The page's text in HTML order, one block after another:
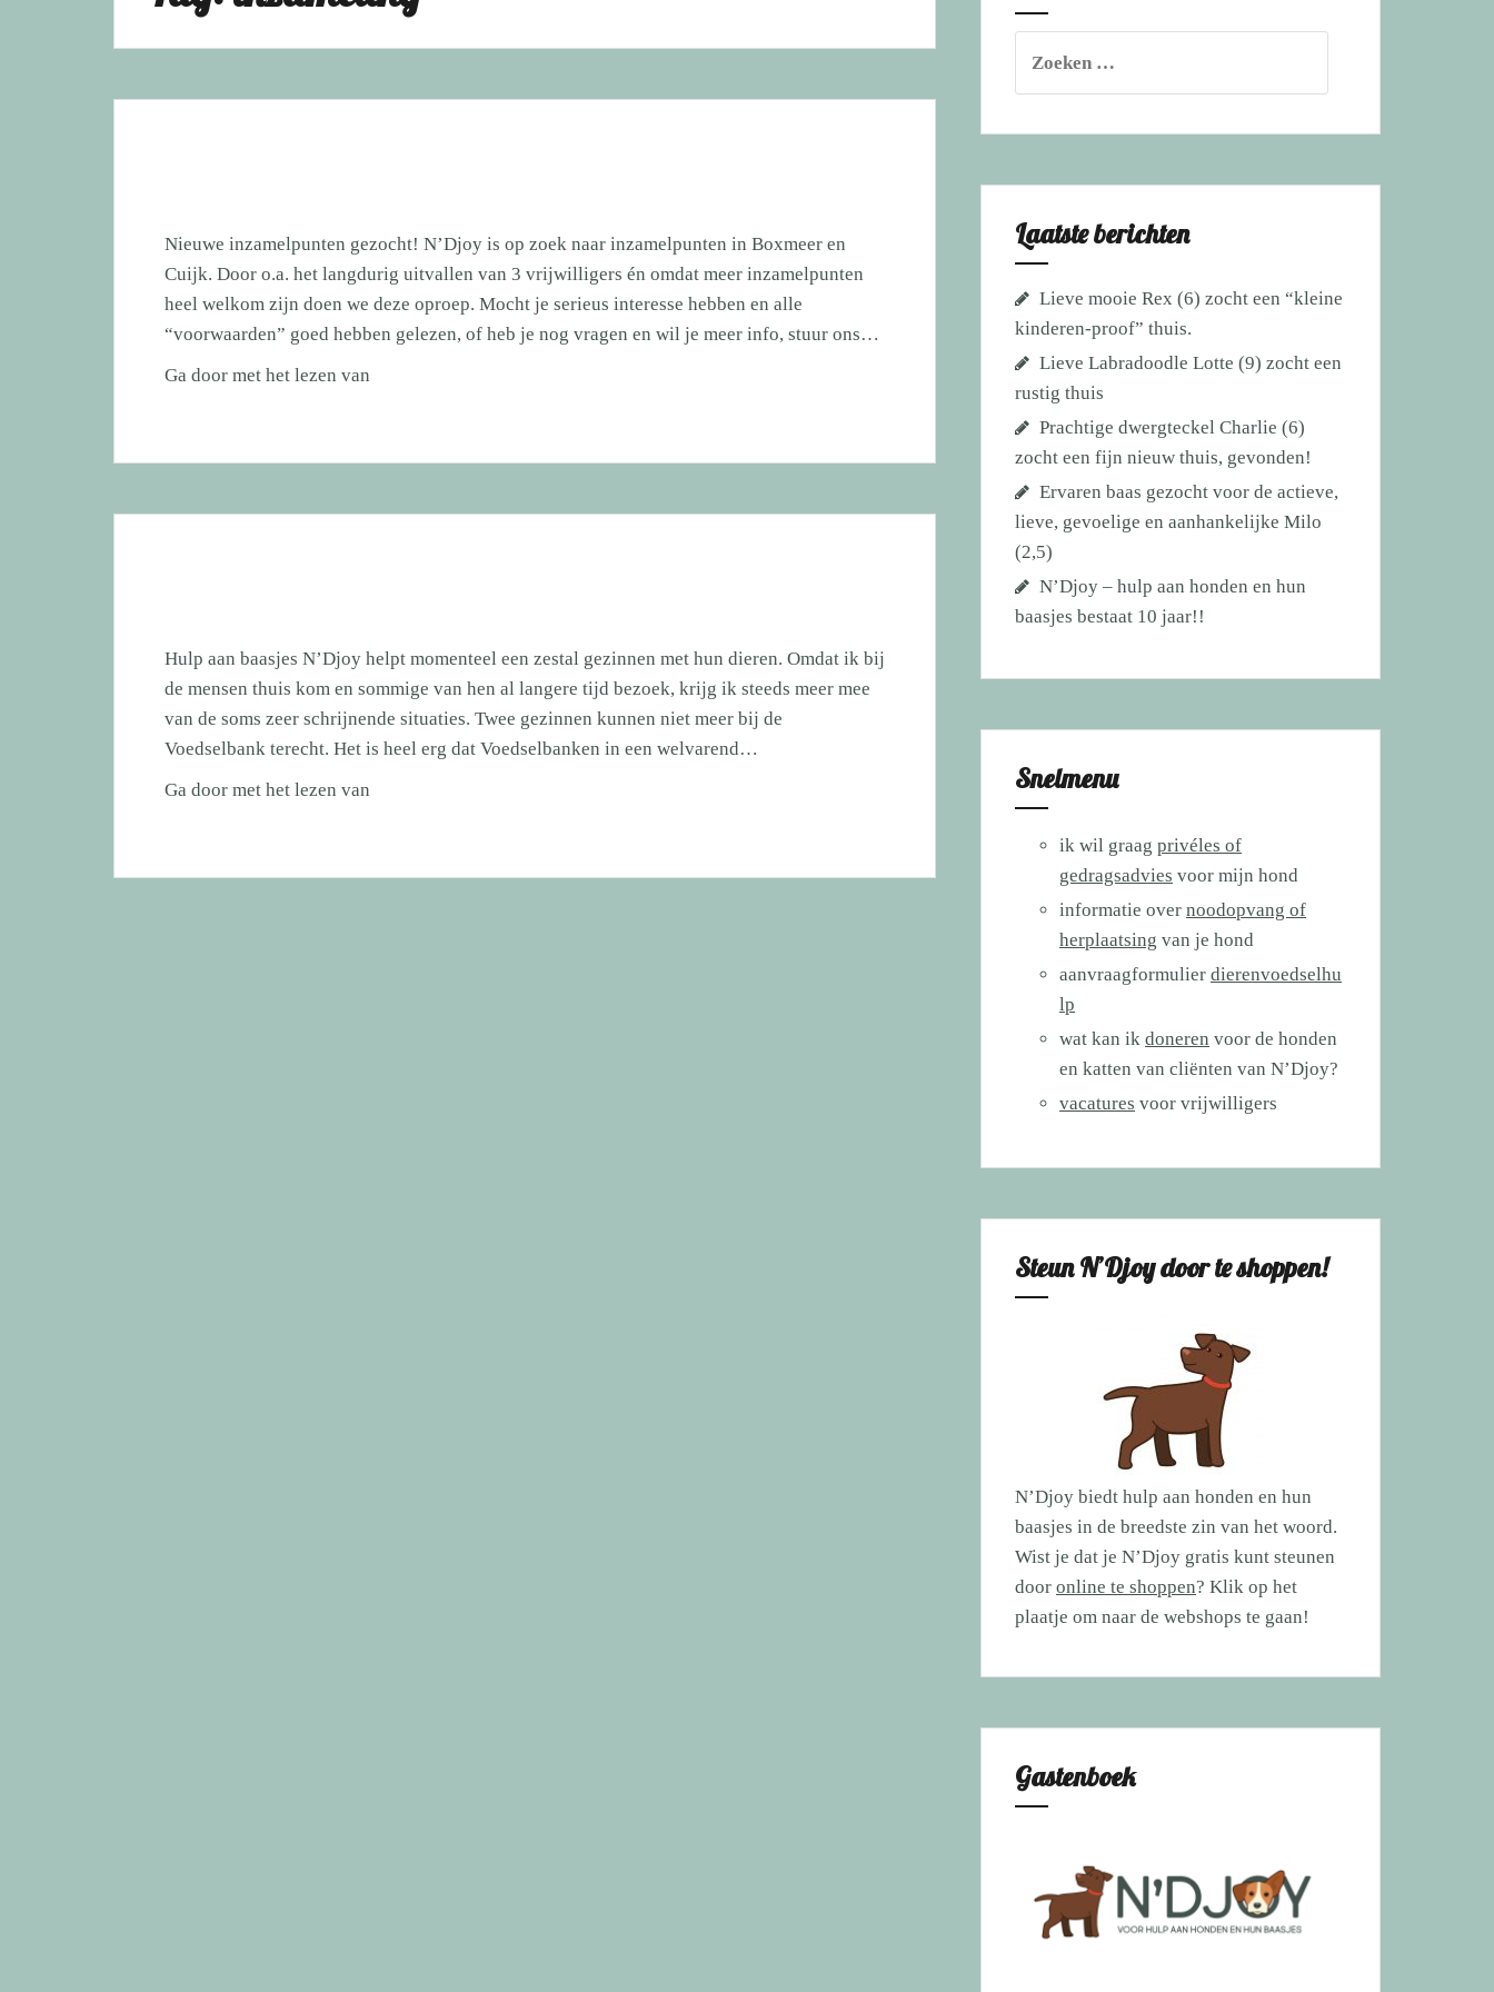
Nieuwe inzamelpunten gezocht! N’Djoy is op zoek naar inzamelpunten in Boxmeer en
Cuijk. Door o.a. het langdurig uitvallen van 3 vrijwilligers én omdat meer inzamelpunten
heel welkom zijn doen we deze oproep. Mocht je serieus interesse hebben en alle
“voorwaarden” goed hebben gelezen, of heb je nog vragen en wil je meer info, stuur ons…
Ga door met het lezen van
Hulp aan baasjes N’Djoy helpt momenteel een zestal gezinnen met hun dieren. Omdat ik bij
de mensen thuis kom en sommige van hen al langere tijd bezoek, krijg ik steeds meer mee
van de soms zeer schrijnende situaties. Twee gezinnen kunnen niet meer bij de
Voedselbank terecht. Het is heel erg dat Voedselbanken in een welvarend…
Ga door met het lezen van
naar:
Laatste berichten
Lieve mooie Rex (6) zocht een “kleine
kinderen-proof” thuis.
Lieve Labradoodle Lotte (9) zocht een
rustig thuis
Prachtige dwergteckel Charlie (6)
zocht een fijn nieuw thuis, gevonden!
Ervaren baas gezocht voor de actieve,
lieve, gevoelige en aanhankelijke Milo
(2,5)
N’Djoy – hulp aan honden en hun
baasjes bestaat 10 jaar!!
Snelmenu
ik wil graag privéles of
gedragsadvies voor mijn hond
informatie over noodopvang of
herplaatsing van je hond
aanvraagformulier dierenvoedselhu
lp
wat kan ik doneren voor de honden
en katten van cliënten van N’Djoy?
vacatures voor vrijwilligers
Steun N’Djoy door te shoppen!
N’Djoy biedt hulp aan honden en hun
baasjes in de breedste zin van het woord.
Wist je dat je N’Djoy gratis kunt steunen
door online te shoppen? Klik op het
plaatje om naar de webshops te gaan!
Gastenboek